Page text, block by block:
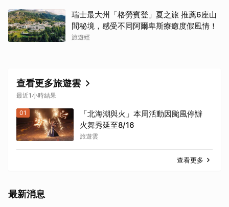
瑞士最大州「格勞賓登」夏之旅 推薦6座山
間秘境，感受不同阿爾卑斯療癒度假風情！
旅遊經
查看更多旅遊雲
最近1小時結果
01
「北海潮與火」本周活動因颱風停辦
火舞秀延至8/16
旅遊雲
查看更多
最新消息